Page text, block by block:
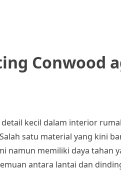
Conwood
kecil dalam interior
satu material yang kini
namun memiliki daya tahan
antara lantai dan